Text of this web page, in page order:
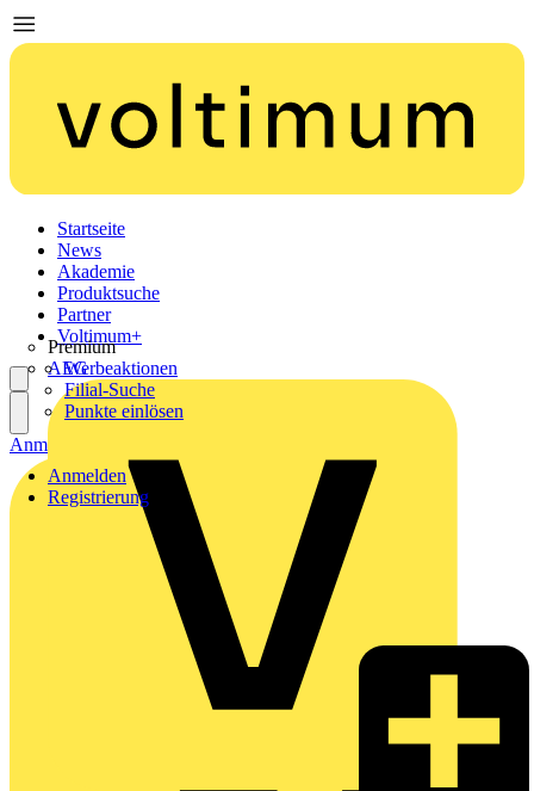
Startseite
News
Akademie
Produktsuche
Partner
Premium
AEG
Voltimum+
Werbeaktionen
Filial-Suche
Punkte einlösen
Anmelden
Registrierung
Anmelden